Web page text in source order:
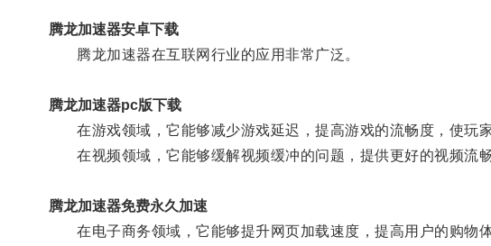
腾龙加速器安卓下载
腾龙加速器在互联网行业的应用非常广泛。
腾龙加速器pc版下载
在游戏领域，它能够减少游戏延迟，提高游戏的流畅度，使玩家
在视频领域，它能够缓解视频缓冲的问题，提供更好的视频流畅
腾龙加速器免费永久加速
在电子商务领域，它能够提升网页加载速度，提高用户的购物体